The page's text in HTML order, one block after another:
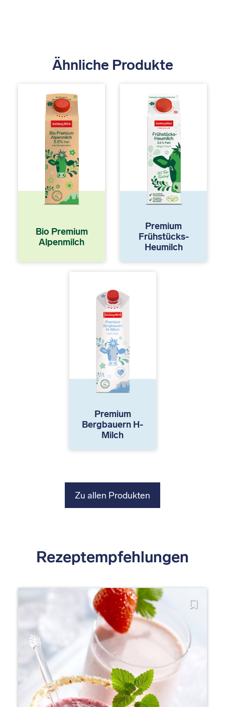
Ähnliche Produkte
Bio Premium
Alpenmilch
Premium
Frühstücks-
Heumilch
Premium
Bergbauern H-
Milch
Zu allen Produkten
Rezeptempfehlungen